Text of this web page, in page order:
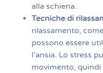
alla schiena.
Tecniche di
rilassamento,
possono essere
l’ansia. Lo stress
movimento, quindi